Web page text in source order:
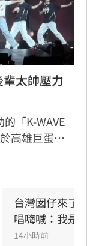
太帥壓力
「K-WAVE
高雄巨蛋熱
CRAVITY、
，最後由
氣氛推向最高
台灣囡仔來了
唱嗨喊：我是誰
14小時前